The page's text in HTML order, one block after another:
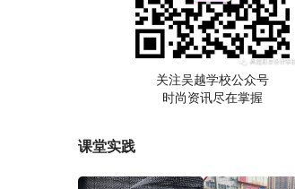
关注吴越学校公众号
时尚资讯尽在掌握
课堂实践